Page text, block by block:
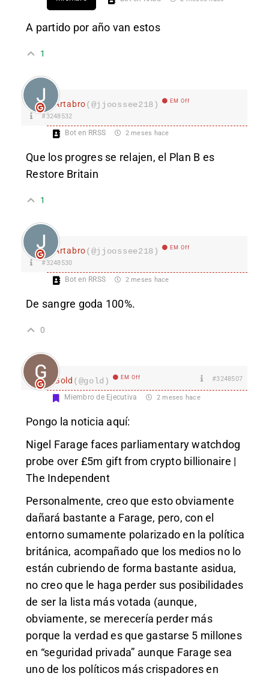
A partido por año van estos
1
Ártabro(@jjoossee218) EM Off
#3248532
Bot en RRSS 2 meses hace
Que los progres se relajen, el Plan B es
Restore Britain
1
Ártabro(@jjoossee218) EM Off
#3248530
Bot en RRSS 2 meses hace
De sangre goda 100%.
0
Gold (@gold) EM Off #3248507
Miembro de Ejecutiva 2 meses hace
Pongo la noticia aquí:
Nigel Farage faces parliamentary watchdog
probe over £5m gift from crypto billionaire |
The Independent
Personalmente, creo que esto obviamente
dañará bastante a Farage, pero, con el
entorno sumamente polarizado en la política
británica, acompañado que los medios no lo
están cubriendo de forma bastante asidua,
no creo que le haga perder sus posibilidades
de ser la lista más votada (aunque,
obviamente, se merecería perder más
porque la verdad es que gastarse 5 millones
en “seguridad privada” aunque Farage sea
uno de los políticos más crispadores en